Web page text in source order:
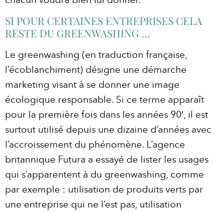
SI POUR CERTAINES ENTREPRISES CELA
RESTE DU GREENWASHING …
Le greenwashing (en traduction française,
l’écoblanchiment) désigne une démarche
marketing visant à se donner une image
écologique responsable. Si ce terme apparaît
pour la première fois dans les années 90′, il est
surtout utilisé depuis une dizaine d’années avec
l’accroissement du phénomène. L’agence
britannique Futura a essayé de lister les usages
qui s’apparentent à du greenwashing, comme
par exemple : utilisation de produits verts par
une entreprise qui ne l’est pas, utilisation